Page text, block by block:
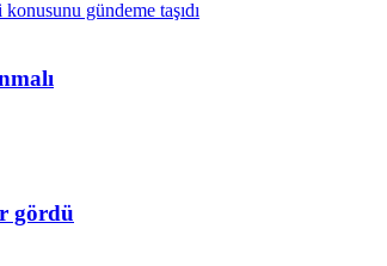
gördü